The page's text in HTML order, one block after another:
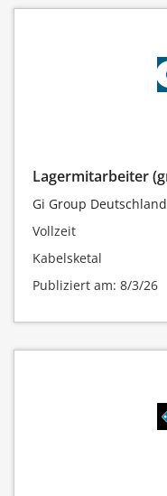
Lagermitarbeiter
Gi Group
Vollzeit
Kabelsketal
Publiziert am: 8/3/26